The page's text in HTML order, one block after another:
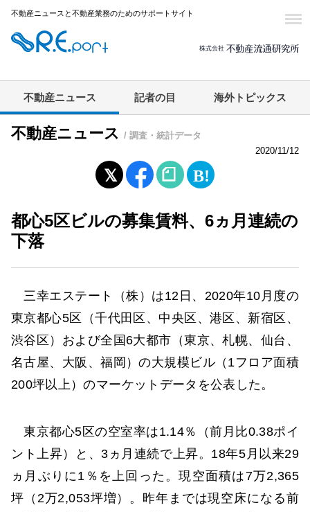
不動産ニュースと不動産業務のためのサポートサイト
不動産ニュース 記者の目 海外トピックス
不動産ニュース / 調査・統計データ
2020/11/12
都心5区ビルの募集賃料、6ヵ月連続の
下落
三幸エステート（株）は12日、2020年10月度の
東京都心5区（千代田区、中央区、港区、新宿区、
渋谷区）および全国6大都市（東京、札幌、仙台、
名古屋、大阪、福岡）の大規模ビル（1フロア面積
200坪以上）のマーケットデータを公表した。
東京都心5区の空室率は1.14％（前月比0.38ポイ
ント上昇）と、3ヵ月連続で上昇。18年5月以来29
ヵ月ぶりに1％を上回った。現空面積は7万2,365
坪（2万2,053坪増）。昨年までは現空床になる前